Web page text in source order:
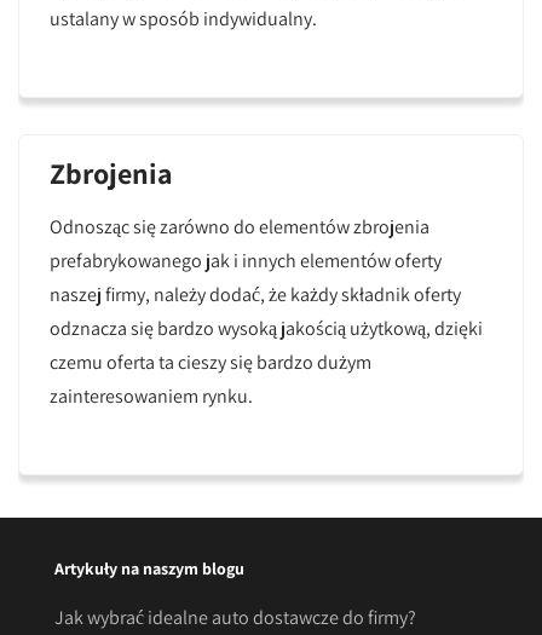
ustalany w sposób indywidualny.
Zbrojenia
Odnosząc się zarówno do elementów zbrojenia
prefabrykowanego jak i innych elementów oferty
naszej firmy, należy dodać, że każdy składnik oferty
odznacza się bardzo wysoką jakością użytkową, dzięki
czemu oferta ta cieszy się bardzo dużym
zainteresowaniem rynku.
Artykuły na naszym blogu
Jak wybrać idealne auto dostawcze do firmy?